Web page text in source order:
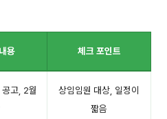
용 체크 포인트
고, 2월
상임임원 대상, 일정이
짧음